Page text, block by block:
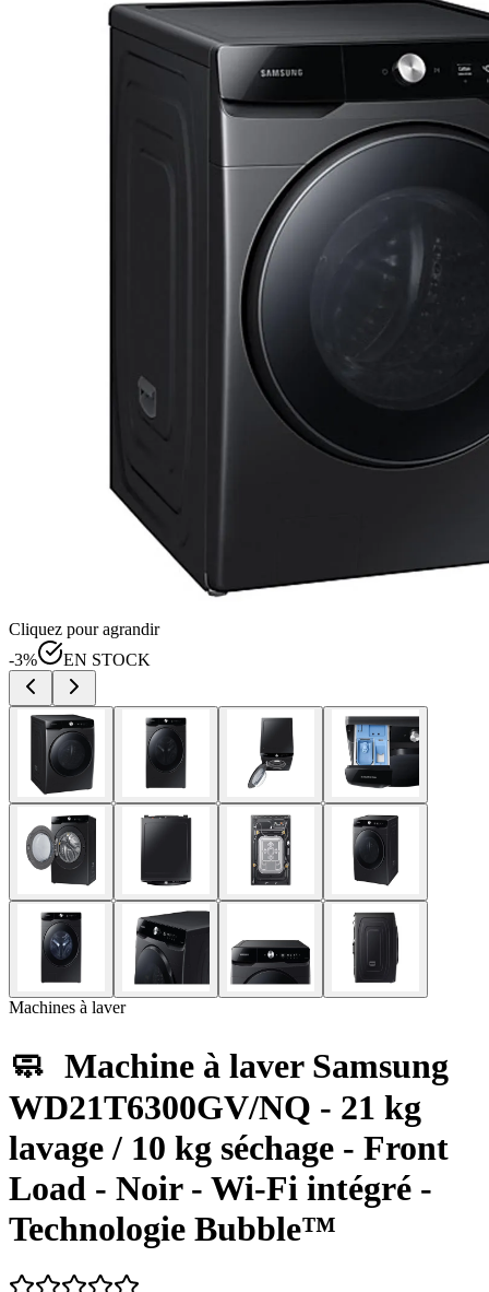
Cliquez pour agrandir
-3% EN STOCK
Machines à laver
🧼 Machine à laver Samsung
WD21T6300GV/NQ - 21 kg
lavage / 10 kg séchage - Front
Load - Noir - Wi-Fi intégré -
Technologie Bubble™